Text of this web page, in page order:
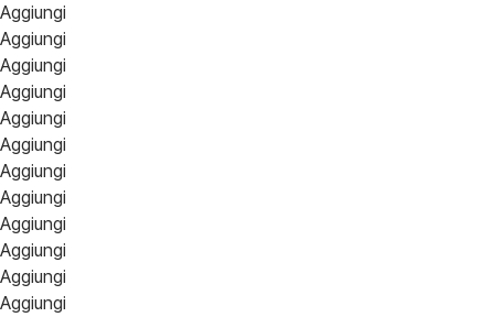
Aggiungi
Aggiungi
Aggiungi
Aggiungi
Aggiungi
Aggiungi
Aggiungi
Aggiungi
Aggiungi
Aggiungi
Aggiungi
Aggiungi